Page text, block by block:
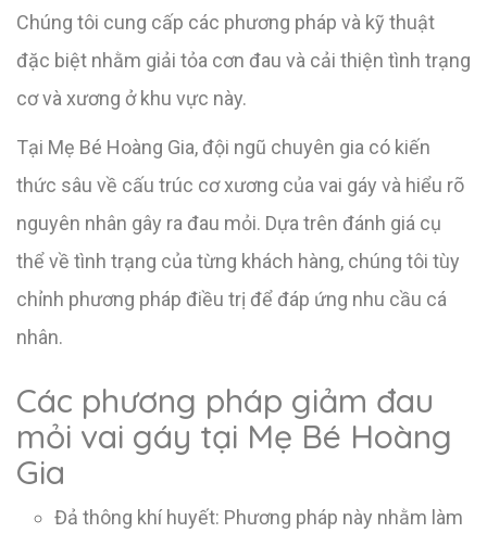
Chúng tôi cung cấp các phương pháp và kỹ thuật
đặc biệt nhằm giải tỏa cơn đau và cải thiện tình trạng
cơ và xương ở khu vực này.
Tại Mẹ Bé Hoàng Gia, đội ngũ chuyên gia có kiến
thức sâu về cấu trúc cơ xương của vai gáy và hiểu rõ
nguyên nhân gây ra đau mỏi. Dựa trên đánh giá cụ
thể về tình trạng của từng khách hàng, chúng tôi tùy
chỉnh phương pháp điều trị để đáp ứng nhu cầu cá
nhân.
Các phương pháp giảm đau
mỏi vai gáy tại Mẹ Bé Hoàng
Gia
Đả thông khí huyết: Phương pháp này nhằm làm